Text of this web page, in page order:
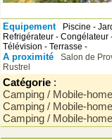
Equipement
Piscine -
Refrigérateur -
Télévision - Terrasse -
A proximité Salon de
Rustrel
Catégorie :
Camping / Mobile-
Camping / Mobile-
Camping / Mobile-